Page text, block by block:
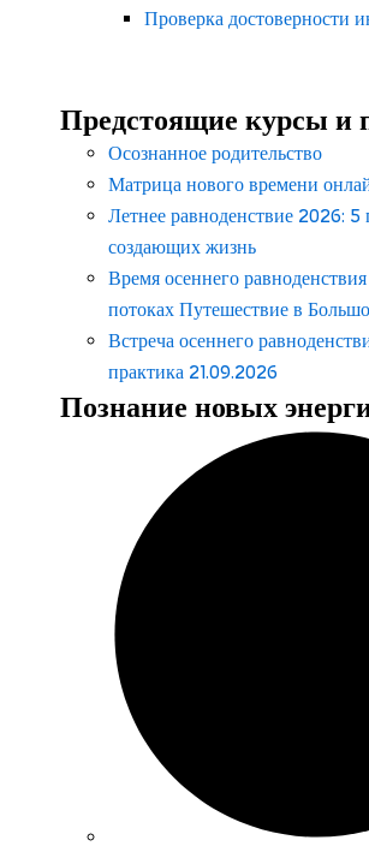
Проверка достоверности
Предстоящие курсы и
Осознанное родительство
Матрица нового времени
Летнее равноденствие 2026: 5
создающих жизнь
Время осеннего
потоках Путешествие в
Встреча осеннего
практика 21.09.2026
Познание новых